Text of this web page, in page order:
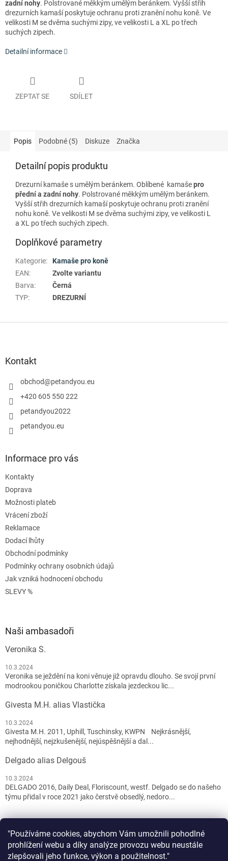
"Používáme cookies, abychom Vám umožnili pohodlné
prohlížení webu a díky analýze provozu webu neustále
zlepšovali jeho funkce, výkon a použitelnost."
zadní nohy. Polstrované měkkým umělým beránkem. Vyšší střih
drezurních kamaší poskytuje ochranu proti zranění nohu koně. Ve
velikosti M se dvěma suchými zipy, ve velikosti L a XL po třech
suchých zipech.
Detailní informace
ZEPTAT SE SDÍLET
Popis Podobné (5) Diskuze Značka
Detailní popis produktu
Drezurní kamaše s umělým beránkem. Oblíbené kamašepro
přední a zadní nohy. Polstrované měkkým umělým beránkem.
Vyšší střih drezurních kamaší poskytuje ochranu proti zranění
nohu koně. Ve velikosti M se dvěma suchými zipy, ve velikosti L
a XL po třech suchých zipech.
Doplňkové parametry
Kategorie:
Kamaše pro koně
EAN:
Zvolte variantu
Barva:
Černá
TYP: DREZURNÍ
Kontakt
obchod@petandyou.eu
+420 605 550 222
petandyou2022
petandyou.eu
Informace pro vás
Kontakty
Doprava
Možnosti plateb
Vrácení zboží
Reklamace
Dodací lhůty
Obchodní podmínky
Podmínky ochrany osobních údajů
Jak vzniká hodnocení obchodu
SLEVY %
Naši ambasadoři
Veronika S.
10.3.2024
Veronika se ježdění na koni věnuje již opravdu dlouho. Se svojí první
modrookou poničkou Charlotte získala jezdeckou lic...
Givesta M.H. alias Vlastička
10.3.2024
Givesta M.H. 2011, Uphill, Tuschinsky, KWPN Nejkrásnější,
nejhodnější, nejzkušenější, nejúspěšnější a dal...
Delgado alias Delgouš
10.3.2024
DELGADO 2016, Daily Deal, Floriscount, westf. Delgado se do našeho
týmu přidal v roce 2021 jako čerstvě obsedlý, nedoro...